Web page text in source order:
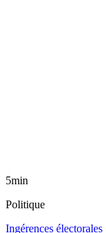
5min
Politique
Ingérences